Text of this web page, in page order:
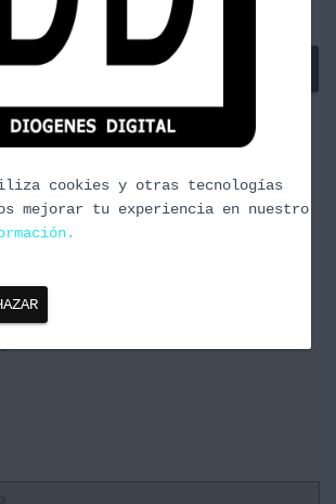
2024
Pabellon#1 Spring Series
cookies y otras tecnologías
mejorar tu experiencia en nuestro